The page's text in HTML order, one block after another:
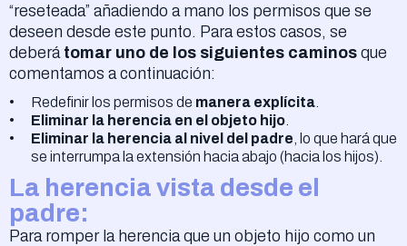
“reseteada” añadiendo a mano los permisos que se
deseen desde este punto. Para estos casos, se
deberá tomar uno de los siguientes caminos que
comentamos a continuación:
Redefinir los permisos de manera explícita
Eliminar la herencia en el objeto hijo
Eliminar la herencia al nivel del padre , lo que hará que
se interrumpa la extensión hacia abajo (hacia los hijos).
La herencia vista desde el
padre:
Para romper la herencia que un objeto hijo como un